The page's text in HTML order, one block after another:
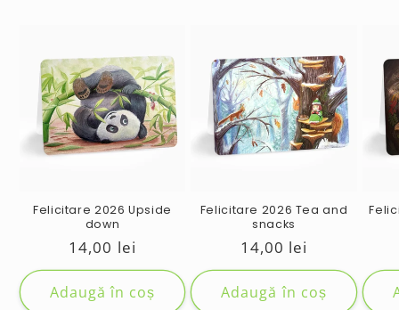
Felicitare 2026 Upside
down
Preț
obișnuit
14,00 lei
Adaugă în coș
Felicitare 2026 Tea and
snacks
Preț
obișnuit
14,00 lei
Adaugă în coș